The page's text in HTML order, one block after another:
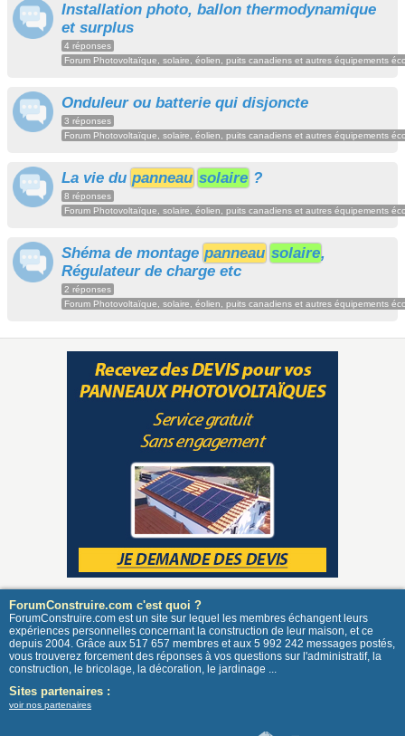
Installation photo, ballon thermodynamique
et surplus
4 réponses
Forum Photovoltaïque, solaire, éolien, puits canadiens et autres équipements
Onduleur ou batterie qui disjoncte
3 réponses
Forum Photovoltaïque, solaire, éolien, puits canadiens et autres équipements
La vie du panneau solaire ?
8 réponses
Forum Photovoltaïque, solaire, éolien, puits canadiens et autres équipements
Shéma de montage panneau solaire,
Régulateur de charge etc
2 réponses
Forum Photovoltaïque, solaire, éolien, puits canadiens et autres équipements
ForumConstruire.com c'est quoi ?
ForumConstruire.com est un site sur lequel les membres échangent leurs
expériences personnelles concernant la construction de leur maison, et ce
depuis 2004. Grâce aux 517 657 membres et aux 5 992 242 messages postés,
vous trouverez forcement des réponses à vos questions sur l'administratif, la
construction, le bricolage, la décoration, le jardinage ...
Sites partenaires :
voir nos partenaires